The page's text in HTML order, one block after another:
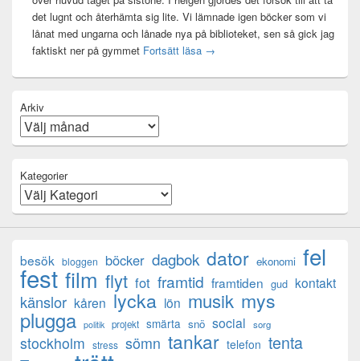
det lugnt och återhämta sig lite. Vi lämnade igen böcker som vi
lånat med ungarna och lånade nya på biblioteket, sen så gick jag
faktiskt ner på gymmet Fortsätt läsa Mental anteckning
→
Arkiv
Kategorier
besök bloggen böcker dagbok dator ekonomi fel
fest film flyt fot framtid framtiden gud kontakt
känslor kåren lycka lön musik mys
plugga politik projekt smärta snö social sorg
stockholm stress sömn tankar telefon tenta